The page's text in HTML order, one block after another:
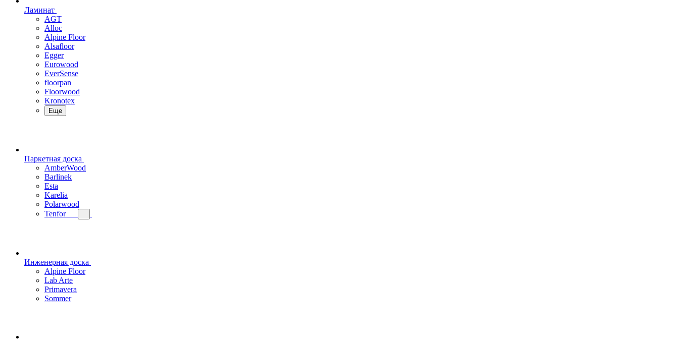
Ламинат
AGT
Alloc
Alpine Floor
Alsafloor
Egger
Eurowood
EverSense
floorpan
Floorwood
Kronotex
Еще
Паркетная доска
AmberWood
Barlinek
Esta
Karelia
Polarwood
Tenfor
Инженерная доска
Alpine Floor
Lab Arte
Primavera
Sommer